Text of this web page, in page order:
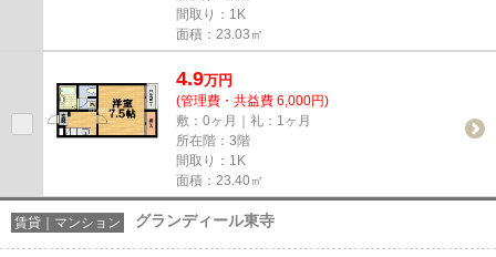
間取り：1K
面積：23.03㎡
4.9万円
(管理費・共益費 6,000円)
敷：0ヶ月｜礼：1ヶ月
所在階：3階
間取り：1K
面積：23.40㎡
賃貸｜マンション グランディール東寺